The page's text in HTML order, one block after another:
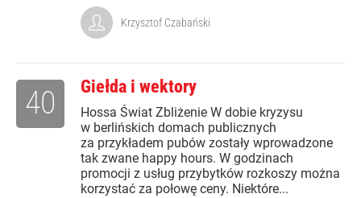
Krzysztof Czabański
Giełda i wektory
Hossa Świat Zbliżenie W dobie kryzysu
w berlińskich domach publicznych
za przykładem pubów zostały wprowadzone
tak zwane happy hours. W godzinach
promocji z usług przybytków rozkoszy można
korzystać za połowę ceny. Niektóre...
40